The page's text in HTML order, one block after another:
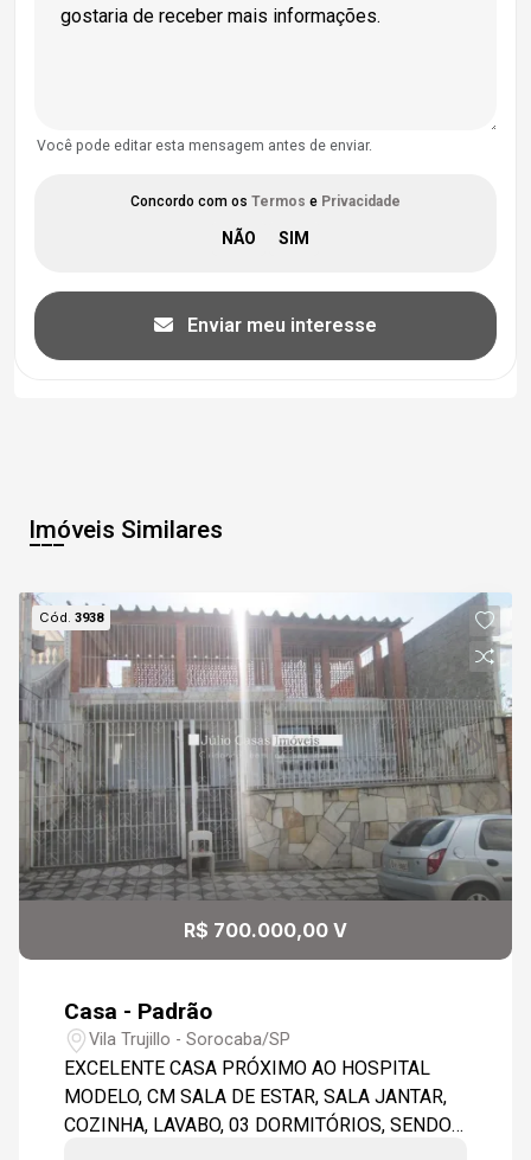
Você pode editar esta mensagem antes de enviar.
Concordo com os Termos e Privacidade
Enviar meu interesse
Imóveis Similares
Cód.3938
R$ 700.000,00 V
Casa - Padrão
Vila Trujillo - Sorocaba/SP
EXCELENTE CASA PRÓXIMO AO HOSPITAL
MODELO, CM SALA DE ESTAR, SALA JANTAR,
COZINHA, LAVABO, 03 DORMITÓRIOS, SENDO